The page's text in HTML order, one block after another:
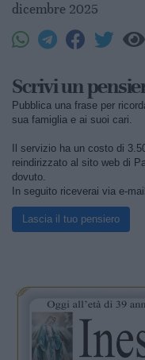
dicembre 2025
Scrivi un
Pubblica una frase per
sua famiglia e ai suoi cari.
Il servizio ha un costo di
reindirizzato al sito web di
dovuto.
In seguito riceverai via e-
Lascia il tuo pensiero